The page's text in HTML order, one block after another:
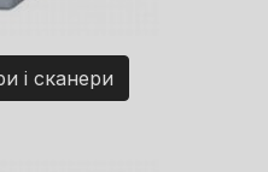
і сканери